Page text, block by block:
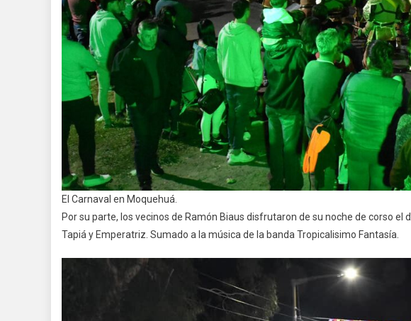
El Carnaval en Moquehuá.
Por su parte, los vecinos de Ramón Biaus disfrutaron de su noche de corso
Tapiá y Emperatriz. Sumado a la música de la banda Tropicalisimo Fantasía.